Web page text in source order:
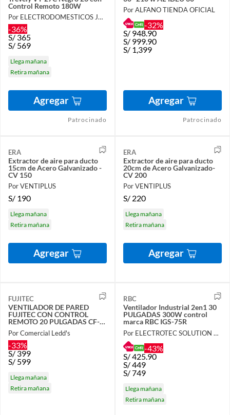
Control Remoto 180W
Por ELECTRODOMESTICOS JARED
-36%
S/365
S/ 569
Llega mañana
Retira mañana
Agregar
Patrocinado
Por ALFANO TIENDA OFICIAL
-32%
S/ 948.90
S/ 999.90
S/ 1,399
Agregar
Patrocinado
ERA
Extractor de aire para ducto
15cm de Acero Galvanizado -
CV 150
Por VENTIPLUS
S/ 190
Llega mañana
Retira mañana
Agregar
ERA
Extractor de aire para ducto
20cm de Acero Galvanizado-
CV 200
Por VENTIPLUS
S/ 220
Llega mañana
Retira mañana
Agregar
FUJITEC
VENTILADOR DE PARED
FUJITEC CON CONTROL
REMOTO 20 PULGADAS CF-
2010C
Por Comercial Ledd's
-33%
S/399
S/ 599
Llega mañana
Retira mañana
RBC
Ventilador Industrial 2en1 30
PULGADAS 300W control
marca RBC IGS-75R
Por ELECTROTEC SOLUTION DA
-43%
S/425.90
S/449
S/749
Llega mañana
Retira mañana